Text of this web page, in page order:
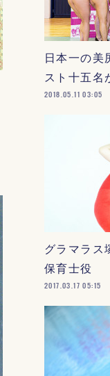
日本一の美
スト十五
2018.05.11 03:05
グラマラス
保育士役
2017.03.17 05:15